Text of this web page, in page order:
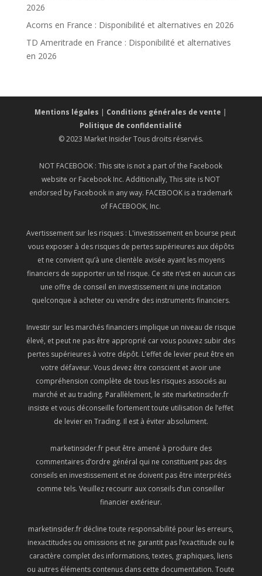
2026
Acorns en France : Disponibilité et alternatives en 2026
TD Ameritrade en France : Disponibilité et alternatives
en 2026
Mentions légales | Conditions générales de vente |
Politique de confidentialité
© 2023 Market Insider Tous droits réservés.
NOT FACEBOOK : This site is not a part of the Facebook
website or Facebook Inc. Additionally, This site is NOT
endorsed by Facebook in any way. FACEBOOK is a trademark
of FACEBOOK, Inc.
Avertissement sur les risques : L'investissement en bourse peut
vous exposer à des risques de pertes supérieures aux dépôts
et ne convient qu’à une clientèle avisée ayant les moyens
financiers de supporter un tel risque. Ce site n’est en aucun cas
une offre de conseil en investissement ni une incitation
quelconque à acheter ou vendre des instruments financiers.
Investir sur les marchés financiers implique un niveau de risque
élevé, et peut ne pas être approprié car vous pouvez subir des
pertes supérieures à votre dépôt. L’effet de levier peut être en
votre défaveur. Vous devez être conscient et avoir une
compréhension complète de tous les risques associés au
marché et au trading. Parallèlement, le site marketinsider.fr
insiste et vous déconseille fortement toute utilisation de l’effet
de levier en Trading. Il est à éviter absolument.
marketinsider.fr peut être amené à produire des
commentaires d’ordre général qui ne constituent pas des
conseils en investissement et ne doivent pas être interprétés
comme tels. Veuillez recourir aux conseils d’un conseiller
financier extérieur.
marketinsider.fr décline toute responsabilité pour les erreurs,
inexactitudes ou omissions et ne garantit pas l’exactitude ou le
caractère complet des informations, textes, graphiques, liens
ou autres éléments contenus dans cette documentation. Toute